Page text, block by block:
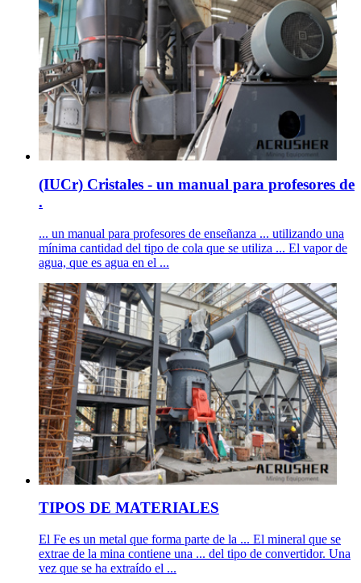
(IUCr) Cristales - un manual para profesores de
.
... un manual para profesores de enseñanza ... utilizando una
mínima cantidad del tipo de cola que se utiliza ... El vapor de
agua, que es agua en el ...
TIPOS DE MATERIALES
El Fe es un metal que forma parte de la ... El mineral que se
extrae de la mina contiene una ... del tipo de convertidor. Una
vez que se ha extraído el ...